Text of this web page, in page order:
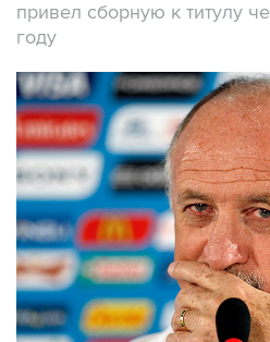
привел сборную к титулу
году